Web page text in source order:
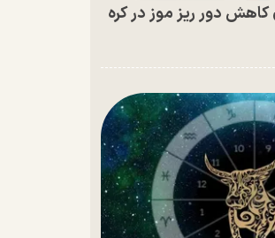
کاهش دور ریز موز در کره